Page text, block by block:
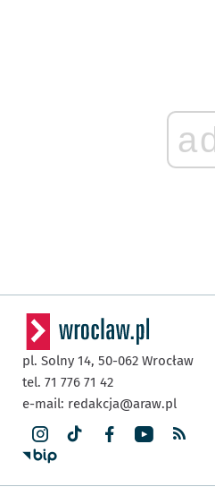
ad
pl. Solny 14, 50-062 Wrocław
tel. 71 776 71 42
e-mail: redakcja@araw.pl